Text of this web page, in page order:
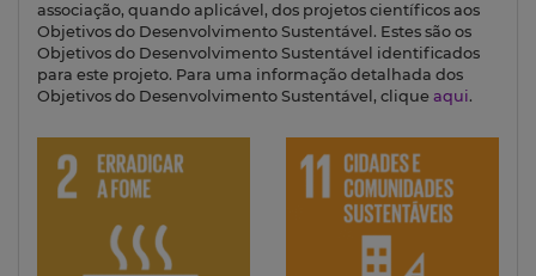
associação, quando aplicável, dos projetos científicos aos
Objetivos do Desenvolvimento Sustentável. Estes são os
Objetivos do Desenvolvimento Sustentável identificados
para este projeto. Para uma informação detalhada dos
Objetivos do Desenvolvimento Sustentável, clique aqui.